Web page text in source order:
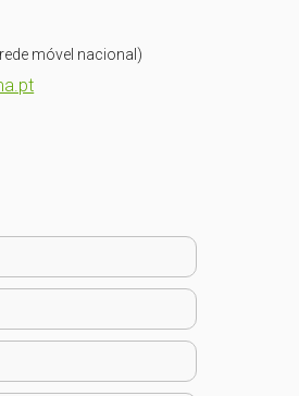
móvel nacional)